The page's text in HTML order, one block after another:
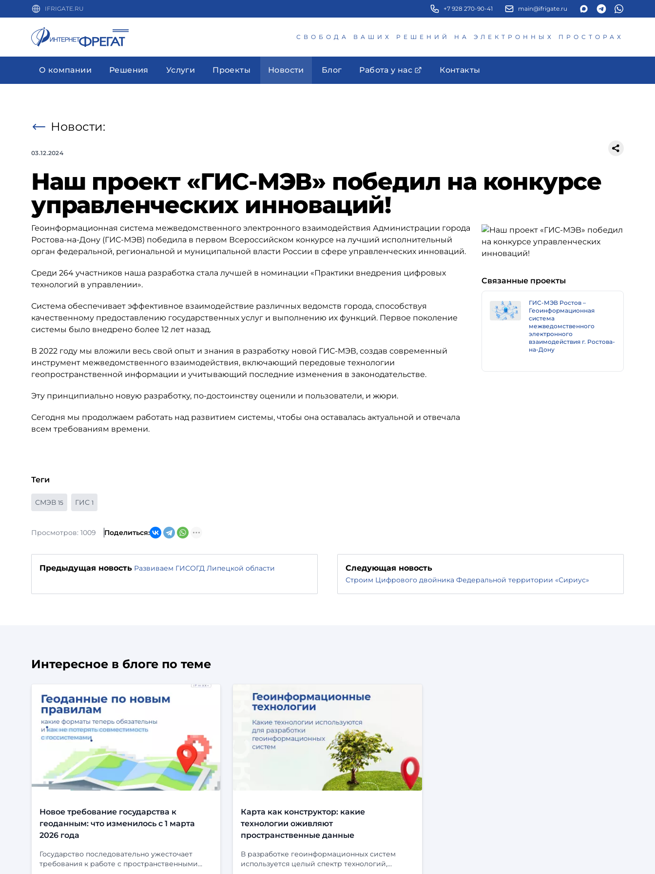
IFRIGATE.RU +7 928 270-90-41 main@ifrigate.ru
СВОБОДА ВАШИХ РЕШЕНИЙ НА ЭЛЕКТРОННЫХ ПРОСТОРАХ
О компании Решения Услуги Проекты Новости Блог Работа у нас Контакты
Новости:
03.12.2024
Наш проект «ГИС-МЭВ» победил на конкурсе
управленческих инноваций!
Геоинформационная система межведомственного электронного взаимодействия Администрации города
Ростова-на-Дону (ГИС-МЭВ) победила в первом Всероссийском конкурсе на лучший исполнительный
орган федеральной, региональной и муниципальной власти России в сфере управленческих инноваций.
Среди 264 участников наша разработка стала лучшей в номинации «Практики внедрения цифровых
технологий в управлении».
Система обеспечивает эффективное взаимодействие различных ведомств города, способствуя
качественному предоставлению государственных услуг и выполнению их функций. Первое поколение
системы было внедрено более 12 лет назад.
В 2022 году мы вложили весь свой опыт и знания в разработку новой ГИС-МЭВ, создав современный
инструмент межведомственного взаимодействия, включающий передовые технологии
геопространственной информации и учитывающий последние изменения в законодательстве.
Эту принципиально новую разработку, по-достоинству оценили и пользователи, и жюри.
Сегодня мы продолжаем работать над развитием системы, чтобы она оставалась актуальной и отвечала
всем требованиям времени.
Связанные проекты
ГИС-МЭВ Ростов –
Геоинформационная
система
межведомственного
электронного
взаимодействия г. Ростова-
на-Дону
Теги
СМЭВ 15 ГИС 1
Просмотров: 1009 Поделиться:
Предыдущая новость Развиваем ГИСОГД Липецкой области Следующая новость
Строим Цифрового двойника Федеральной территории «Сириус»
Интересное в блоге по теме
Новое требование государства к
геоданным: что изменилось с 1 марта
2026 года
Государство последовательно ужесточает
требования к работе с пространственными
Карта как конструктор: какие
технологии оживляют
пространственные данные
В разработке геоинформационных систем
используется целый спектр технологий,